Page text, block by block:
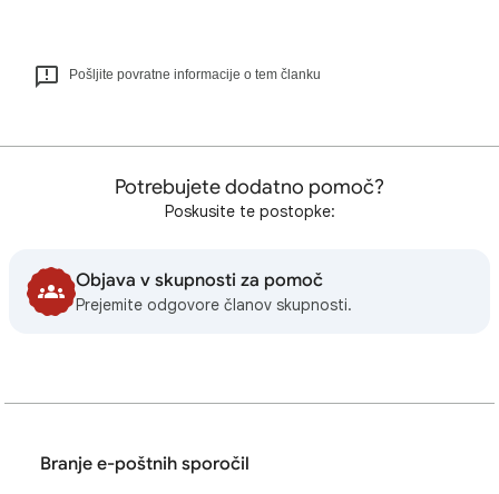
Pošljite povratne informacije o tem članku
Potrebujete dodatno pomoč?
Poskusite te postopke:
Objava v skupnosti za pomoč
Prejemite odgovore članov skupnosti.
Branje e-poštnih sporočil